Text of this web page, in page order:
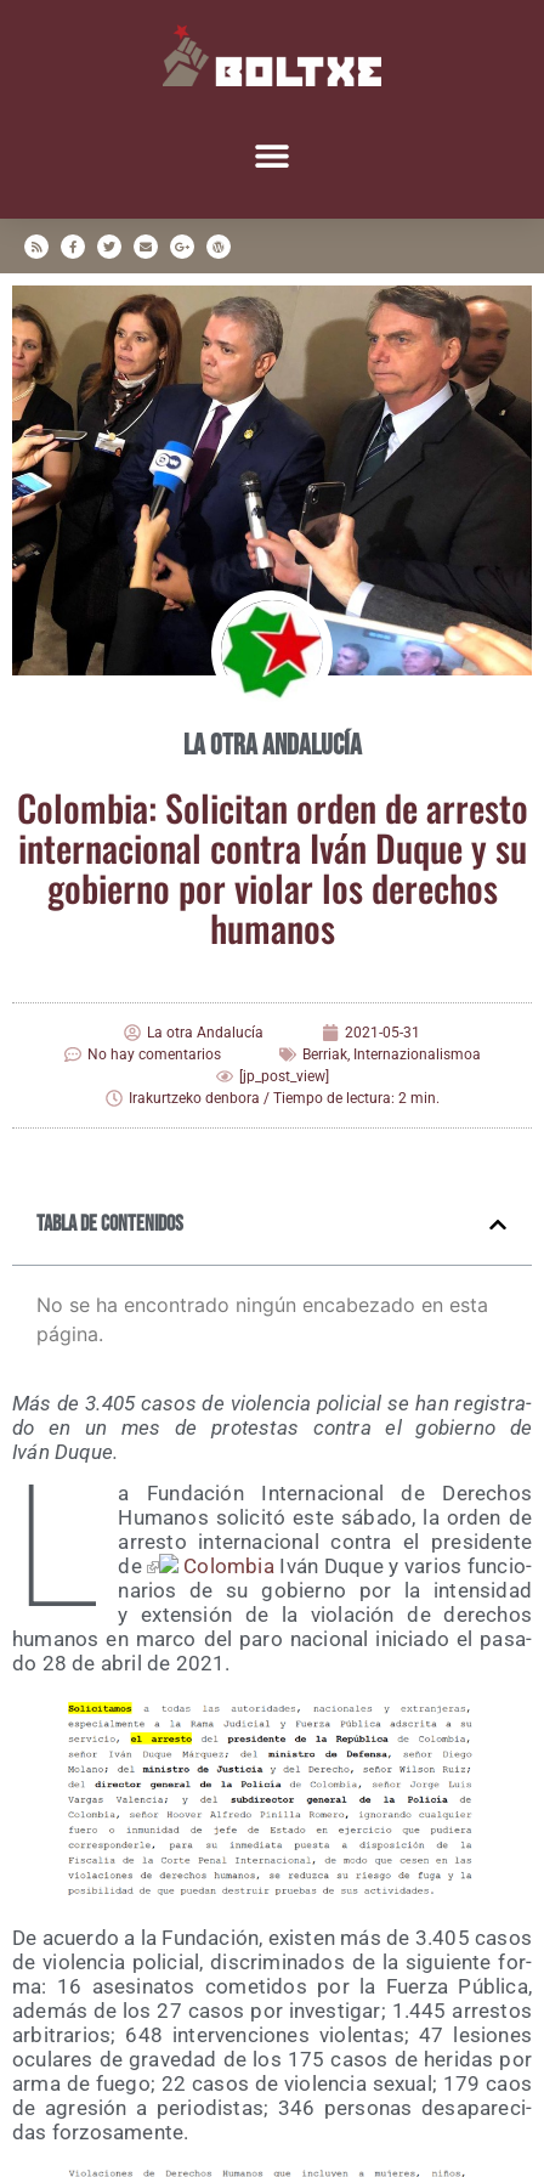
La otra Andalucía
Colom­bia: Soli­ci­tan orden de arres­to
inter­na­cio­nal con­tra Iván Duque y su
gobierno por vio­lar los dere­chos
humanos
La otra Andalucía
2021-05-31
No hay comentarios
Berriak, Internazionalismoa
[jp_post_view]
Irakurtzeko denbora / Tiempo de lectura: 2 min.
Tabla de contenidos
No se ha encontrado ningún encabezado en esta
página.
Más de 3.405 casos de vio­len­cia poli­cial se han regis­tra­
do en un mes de pro­tes­tas con­tra el gobierno de
Iván Duque.
L
a Fun­da­ción Inter­na­cio­nal de Dere­chos
Huma­nos soli­ci­tó este sába­do, la orden de
arres­to inter­na­cio­nal con­tra el pre­si­den­te
de
Colom­biaIván Duque y varios fun­cio­
na­rios de su gobierno por la inten­si­dad
y exten­sión de la vio­la­ción de dere­chos
huma­nos en mar­co del paro nacio­nal ini­cia­do el pasa­
do 28 de abril de 2021.
De acuer­do a la Fun­da­ción, exis­ten más de 3.405 casos
de vio­len­cia poli­cial, dis­cri­mi­na­dos de la siguien­te for­
ma: 16 ase­si­na­tos come­ti­dos por la Fuer­za Públi­ca,
ade­más de los 27 casos por inves­ti­gar; 1.445 arres­tos
arbi­tra­rios; 648 inter­ven­cio­nes vio­len­tas; 47 lesio­nes
ocu­la­res de gra­ve­dad de los 175 casos de heri­das por
arma de fue­go; 22 casos de vio­len­cia sexual; 179 caos
de agre­sión a perio­dis­tas; 346 per­so­nas des­apa­re­ci­
das forzosamente.